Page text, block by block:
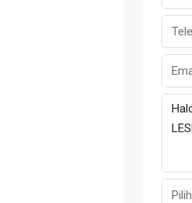
Pilih